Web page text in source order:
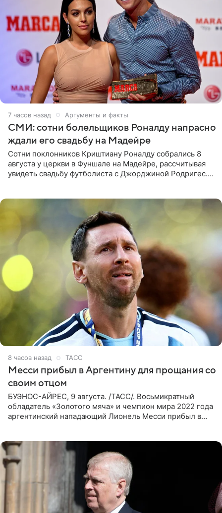
7 часов назад Аргументы и факты
СМИ: сотни болельщиков Роналду напрасно
ждали его свадьбу на Мадейре
Сотни поклонников Криштиану Роналду собрались 8
августа у церкви в Фуншале на Мадейре, рассчитывая
увидеть свадьбу футболиста с Джорджиной Родригес.
8 часов назад ТАСС
Месси прибыл в Аргентину для прощания со
своим отцом
БУЭНОС-АЙРЕС, 9 августа. /ТАСС/. Восьмикратный
обладатель «Золотого мяча» и чемпион мира 2022 года
аргентинский нападающий Лионель Месси прибыл в